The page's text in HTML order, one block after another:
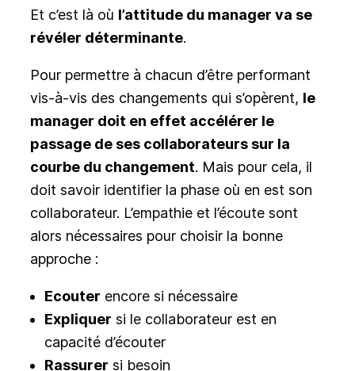
Et c’est là où l’attitude du manager va se
révéler déterminante.
Pour permettre à chacun d’être performant
vis-à-vis des changements qui s’opèrent, le
manager doit en effet accélérer le
passage de ses collaborateurs sur la
courbe du changement. Mais pour cela, il
doit savoir identifier la phase où en est son
collaborateur. L’empathie et l’écoute sont
alors nécessaires pour choisir la bonne
approche :
Ecouter encore si nécessaire
Expliquer si le collaborateur est en
capacité d’écouter
Rassurer si besoin